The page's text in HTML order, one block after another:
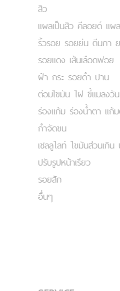
สิว
แผลเป็นสิว คีลอยด์ แผ
ริ้วรอย รอยย่น ตีนกา
รอยแดง เส้นเลือดฟอย
ฝ้า กระ รอยดำ ปาน
ต่อมไขมัน ไฝ ขี้แมลงวั
ร่องแก้ม ร่องน้ำตา แก้
กำจัดขน
เชลลูไลท์ ไขมันส่วนเกิน
ปรับรูปหน้าเรียว
รอยสัก
อื่นๆ